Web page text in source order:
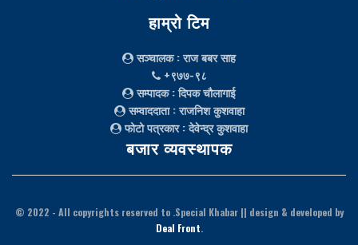
हाम्रो टिम
सञ्चालक: राज बबर साह
+९७७-९८
सम्पादक: दिपक चौलागाई
सम्वाददाता: राजनिश कुशवाहा
फोटो पत्रकार: देवेन्द्र कुशवाहा
बजार व्यवस्थापक
© 2022 - All copyrights reserved to .Special Khabar || design & developed by
Deal Front.